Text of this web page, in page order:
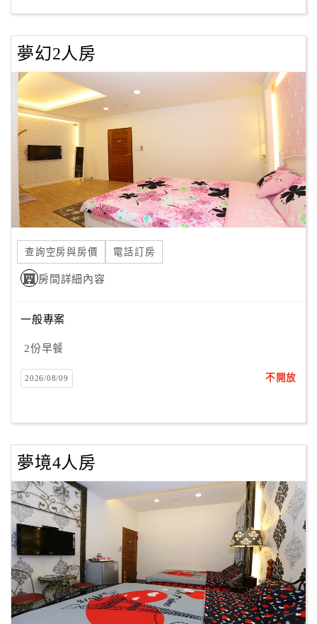
客
服
聯
Line
線
上
客
服
紅
利
查
訂
房
Q&A
旅
卡
訂
房
請
款
收
據
夢幻2人房
查詢空房與房價 電話訂房
房間詳細內容
一般專案
2份早餐
2026/08/09 不開放
夢境4人房